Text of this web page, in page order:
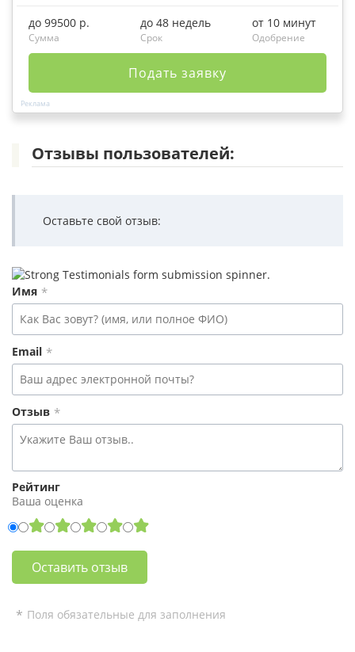
до 99500 р.
Сумма
до 48 недель
Срок
от 10 минут
Одобрение
Подать заявку
Отзывы пользователей:
Оставьте свой отзыв:
Поля обязательные для заполнения
Имя
Email
Отзыв
Рейтинг
Ваша оценка
rating
fields